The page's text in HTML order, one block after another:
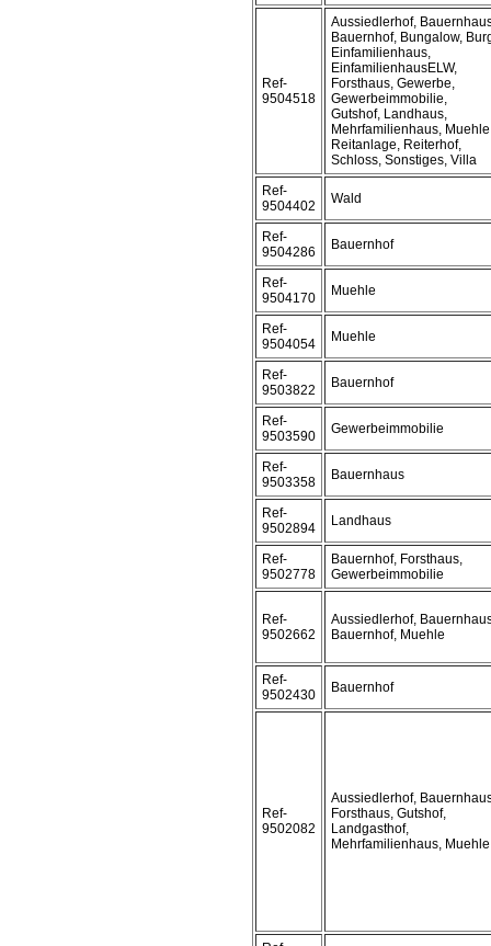
Ref-
9504518
Aussiedlerhof,
Bauernhof, Bungalow,
Einfamilienhaus,
EinfamilienhausELW,
Forsthaus, Gewerbe,
Gewerbeimmobilie,
Gutshof, Landhaus,
Mehrfamilienhaus,
Reitanlage, Reiterhof,
Schloss, Sonstiges, Villa
Ref-
9504402
Wald
Ref-
9504286
Bauernhof
Ref-
9504170
Muehle
Ref-
9504054
Muehle
Ref-
9503822
Bauernhof
Ref-
9503590
Gewerbeimmobilie
Ref-
9503358
Bauernhaus
Ref-
9502894
Landhaus
Ref-
9502778
Bauernhof, Forsthaus,
Gewerbeimmobilie
Ref-
9502662
Aussiedlerhof,
Bauernhof, Muehle
Ref-
9502430
Bauernhof
Ref-
9502082
Aussiedlerhof,
Forsthaus, Gutshof,
Landgasthof,
Mehrfamilienhaus, Muehle